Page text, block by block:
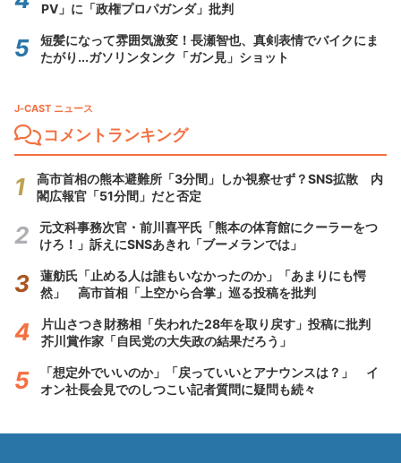
PV」に「政権プロパガンダ」批判
短髪になって雰囲気激変！長瀬智也、真剣表情でバイクにま
たがり...ガソリンタンク「ガン見」ショット
J-CAST ニュース
コメントランキング
高市首相の熊本避難所「3分間」しか視察せず？SNS拡散 内
閣広報官「51分間」だと否定
元文科事務次官・前川喜平氏「熊本の体育館にクーラーをつ
けろ！」訴えにSNSあきれ「ブーメランでは」
蓮舫氏「止める人は誰もいなかったのか」「あまりにも愕
然」 高市首相「上空から合掌」巡る投稿を批判
片山さつき財務相「失われた28年を取り戻す」投稿に批判
芥川賞作家「自民党の大失政の結果だろう」
「想定外でいいのか」「戻っていいとアナウンスは？」 イ
オン社長会見でのしつこい記者質問に疑問も続々